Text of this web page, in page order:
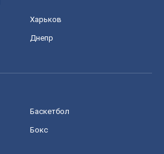
Харьков
Днепр
Баскетбол
Бокс